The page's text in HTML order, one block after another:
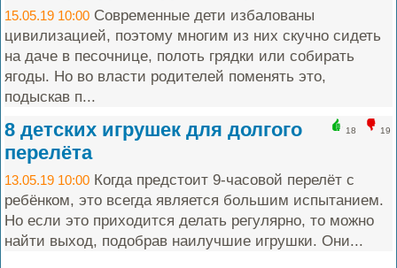
15.05.19 10:00 Современные дети избалованы
цивилизацией, поэтому многим из них скучно сидеть
на даче в песочнице, полоть грядки или собирать
ягоды. Но во власти родителей поменять это,
подыскав п...
18 19
8 детских игрушек для долгого
перелёта
13.05.19 10:00 Когда предстоит 9-часовой перелёт с
ребёнком, это всегда является большим испытанием.
Но если это приходится делать регулярно, то можно
найти выход, подобрав наилучшие игрушки. Они...